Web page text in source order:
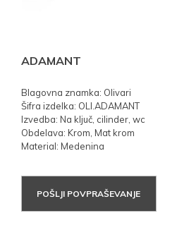
ADAMANT
Blagovna znamka: Olivari
Šifra izdelka: OLI.ADAMANT
Izvedba: Na ključ, cilinder, wc
Obdelava: Krom, Mat krom
Material: Medenina
POŠLJI POVPRAŠEVANJE